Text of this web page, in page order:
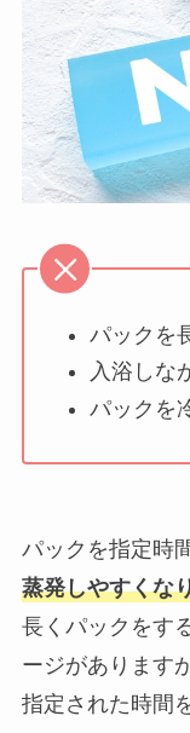
パックを
入浴しな
パックを
パックを指定時
蒸発しやすくな
長くパックをす
ージがあります
指定された時間